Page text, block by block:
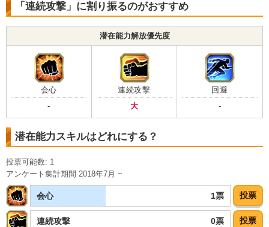
「連続攻撃」に割り振るのがおすすめ
潜在能力解放優先度
会心
-
連続攻撃
大
回避
-
潜在能力スキルはどれにする？
投票可能数: 1
アンケート集計期間 2018年7月 ~
会心 1票 投票
連続攻撃 0票 投票